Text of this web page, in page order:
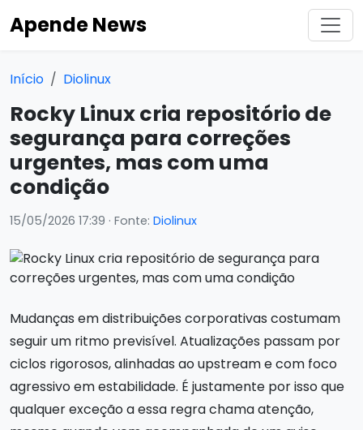
Apende News
Início Diolinux
Rocky Linux cria repositório de
segurança para correções
urgentes, mas com uma
condição
15/05/2026 17:39 · Fonte: Diolinux
Mudanças em distribuições corporativas costumam
seguir um ritmo previsível. Atualizações passam por
ciclos rigorosos, alinhadas ao upstream e com foco
agressivo em estabilidade. É justamente por isso que
qualquer exceção a essa regra chama atenção,